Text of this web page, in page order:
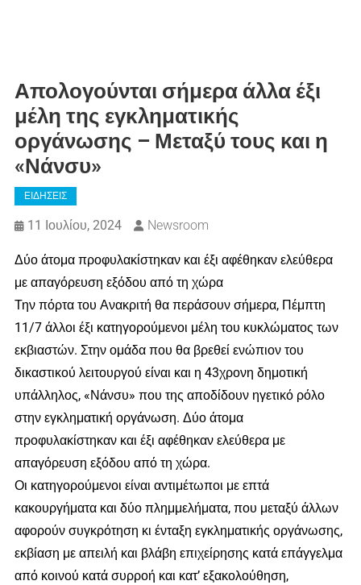
Απολογούνται σήμερα άλλα έξι
μέλη της εγκληματικής
οργάνωσης – Μεταξύ τους και η
«Νάνσυ»
ΕΙΔΗΣΕΙΣ
11 Ιουλίου, 2024 Newsroom
Δύο άτομα προφυλακίστηκαν και έξι αφέθηκαν ελεύθερα
με απαγόρευση εξόδου από τη χώρα
Την πόρτα του Ανακριτή θα περάσουν σήμερα, Πέμπτη
11/7 άλλοι έξι κατηγορούμενοι μέλη του κυκλώματος των
εκβιαστών. Στην ομάδα που θα βρεθεί ενώπιον του
δικαστικού λειτουργού είναι και η 43χρονη δημοτική
υπάλληλος, «Νάνσυ» που της αποδίδουν ηγετικό ρόλο
στην εγκληματική οργάνωση. Δύο άτομα
προφυλακίστηκαν και έξι αφέθηκαν ελεύθερα με
απαγόρευση εξόδου από τη χώρα.
Οι κατηγορούμενοι είναι αντιμέτωποι με επτά
κακουργήματα και δύο πλημμελήματα, που μεταξύ άλλων
αφορούν συγκρότηση κι ένταξη εγκληματικής οργάνωσης,
εκβίαση με απειλή και βλάβη επιχείρησης κατά επάγγελμα
από κοινού κατά συρροή και κατ’ εξακολούθηση,